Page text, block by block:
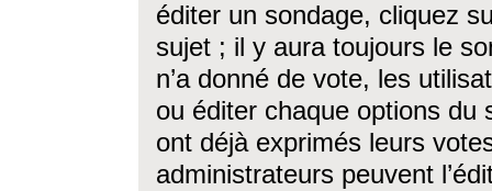
éditer un sondage, cliquez
sujet ; il y aura toujours le
n’a donné de vote, les
ou éditer chaque options du
ont déjà exprimés leurs
administrateurs peuvent